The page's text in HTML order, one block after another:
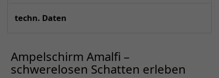
techn. Daten
Ampelschirm Amalfi –
schwerelosen Schatten erleben